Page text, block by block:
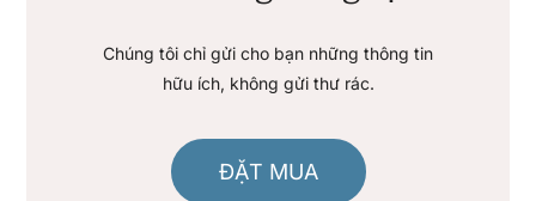
Chúng tôi chỉ gửi cho bạn những thông tin
hữu ích, không gửi thư rác.
ĐẶT MUA